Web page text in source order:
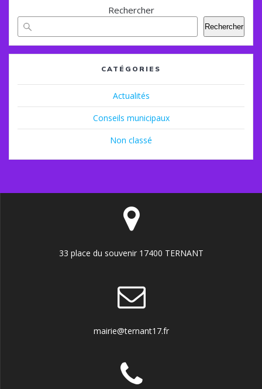
Rechercher
Rechercher
CATÉGORIES
Actualités
Conseils municipaux
Non classé
33 place du souvenir 17400 TERNANT
mairie@ternant17.fr